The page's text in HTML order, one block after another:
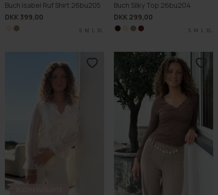
Buch Isabel Ruf Shirt 26bu205
DKK 399,00
S M L XL
S M L XL
Buch Silky Top 26bu204
DKK 299,00
S M L XL
S M L XL
S M L XL
S M L XL